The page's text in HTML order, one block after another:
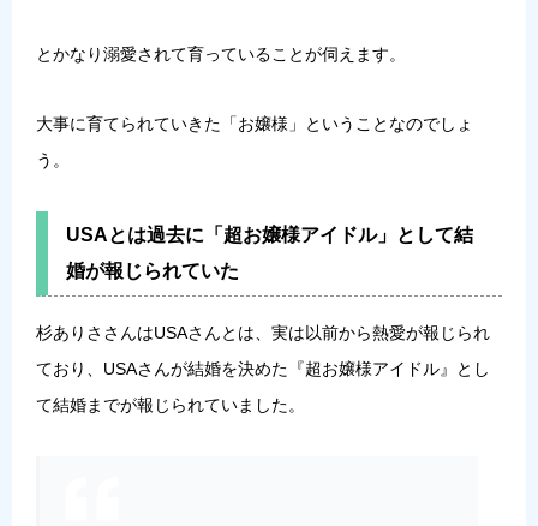
とかなり溺愛されて育っていることが伺えます。
大事に育てられていきた「お嬢様」ということなのでしょ
う。
USAとは過去に「超お嬢様アイドル」として結
婚が報じられていた
杉ありささんはUSAさんとは、実は以前から熱愛が報じられ
ており、USAさんが結婚を決めた『超お嬢様アイドル』とし
て結婚までが報じられていました。